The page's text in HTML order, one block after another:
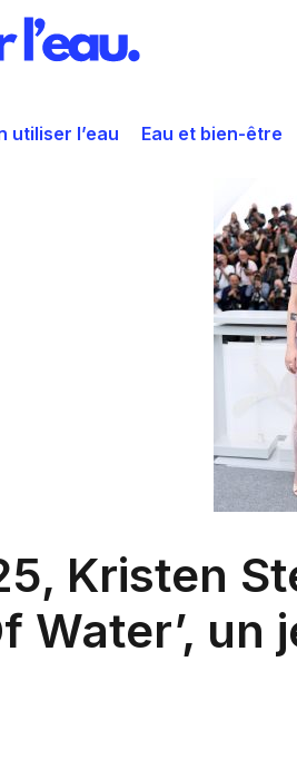
utiliser l’eau Eau et bien-être
Kristen
Water’, un